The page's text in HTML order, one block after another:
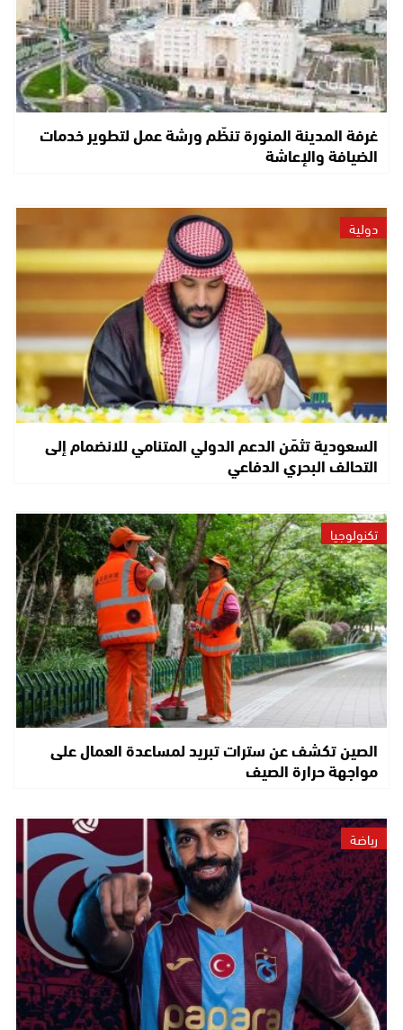
غرفة المدينة المنورة تنظّم ورشة عمل لتطوير خدمات
الضيافة والإعاشة
دولية
السعودية تثمّن الدعم الدولي المتنامي للانضمام إلى
التحالف البحري الدفاعي
تكنولوجيا
الصين تكشف عن سترات تبريد لمساعدة العمال على
مواجهة حرارة الصيف
رياضة